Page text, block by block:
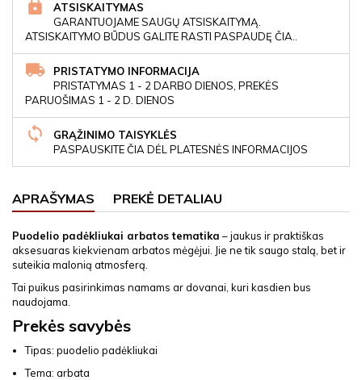
ATSISKAITYMAS
GARANTUOJAME SAUGŲ ATSISKAITYMĄ.
ATSISKAITYMO BŪDUS GALITE RASTI PASPAUDĘ ČIA..
PRISTATYMO INFORMACIJA
PRISTATYMAS 1 - 2 DARBO DIENOS, PREKĖS
PARUOŠIMAS 1 - 2 D. DIENOS
GRĄŽINIMO TAISYKLĖS
PASPAUSKITE ČIA DĖL PLATESNĖS INFORMACIJOS
APRAŠYMAS PREKĖ DETALIAU
Puodelio padėkliukai arbatos tematika – jaukus ir praktiškas
aksesuaras kiekvienam arbatos mėgėjui. Jie ne tik saugo stalą, bet ir
suteikia malonią atmosferą.
Tai puikus pasirinkimas namams ar dovanai, kuri kasdien bus
naudojama.
Prekės savybės
Tipas: puodelio padėkliukai
Tema: arbata